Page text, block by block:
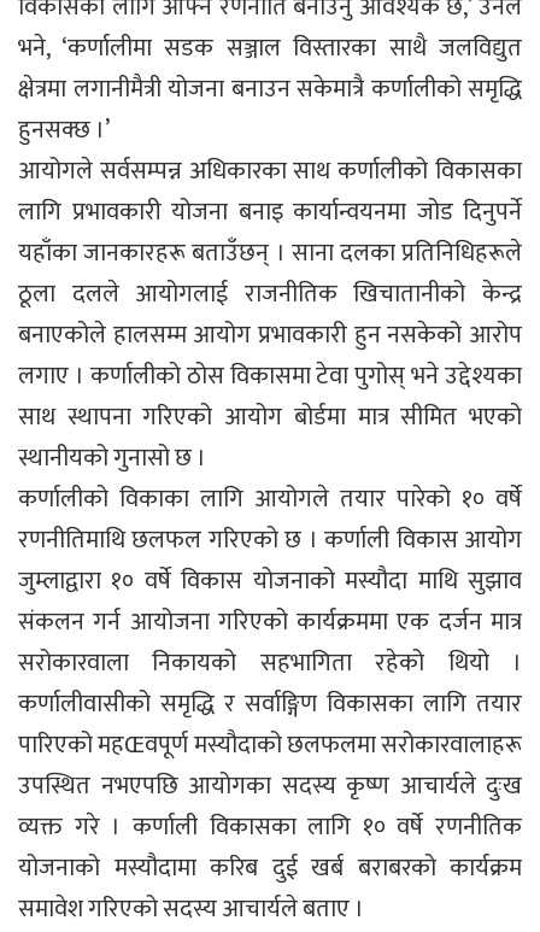
भने, ‘कर्णालीमा सडक सञ्जाल विस्तारका साथै जलविद्युत
क्षेत्रमा लगानीमैत्री योजना बनाउन सकेमात्रै कर्णालीको समृद्धि
हुनसक्छ ।’
आयोगले सर्वसम्पन्न अधिकारका साथ कर्णालीको विकासका
लागि प्रभावकारी योजना बनाइ कार्यान्वयनमा जोड दिनुपर्ने
यहाँका जानकारहरू बताउँछन् । साना दलका प्रतिनिधिहरूले
ठूला दलले आयोगलाई राजनीतिक खिचातानीको केन्द्र
बनाएकोले हालसम्म आयोग प्रभावकारी हुन नसकेको आरोप
लगाए । कर्णालीको ठोस विकासमा टेवा पुगोस् भने उद्देश्यका
साथ स्थापना गरिएको आयोग बोर्डमा मात्र सीमित भएको
स्थानीयको गुनासो छ ।
कर्णालीको विकाका लागि आयोगले तयार पारेको १० वर्षे
रणनीतिमाथि छलफल गरिएको छ । कर्णाली विकास आयोग
जुम्लाद्वारा १० वर्षे विकास योजनाको मस्यौदा माथि सुझाव
संकलन गर्न आयोजना गरिएको कार्यक्रममा एक दर्जन मात्र
सरोकारवाला निकायको सहभागिता रहेको थियो ।
कर्णालीवासीको समृद्धि र सर्वाङ्गिण विकासका लागि तयार
पारिएको महŒवपूर्ण मस्यौदाको छलफलमा सरोकारवालाहरू
उपस्थित नभएपछि आयोगका सदस्य कृष्ण आचार्यले दुःख
व्यक्त गरे । कर्णाली विकासका लागि १० वर्षे रणनीतिक
योजनाको मस्यौदामा करिब दुई खर्ब बराबरको कार्यक्रम
समावेश गरिएको सदस्य आचार्यले बताए ।